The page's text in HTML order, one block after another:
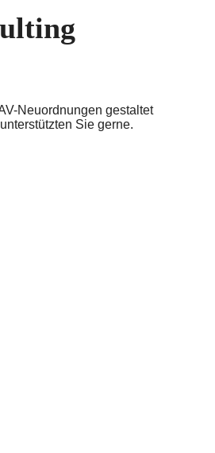
Neuordnungen gestaltet
Sie gerne.